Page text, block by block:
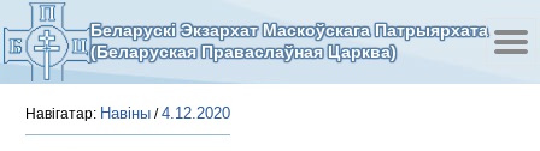
Беларускі Экзархат Маскоўскага Патрыярхата
(Беларуская Праваслаўная Царква)
Навігатар: Навіны /4.12.2020